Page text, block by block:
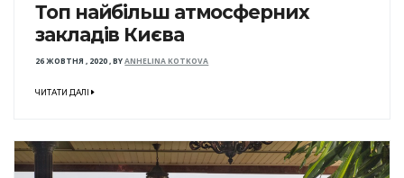
Топ найбільш атмосферних
закладів Києва
26 ЖОВТНЯ , 2020,BYANHELINA KOTKOVA
ЧИТАТИ ДАЛІ